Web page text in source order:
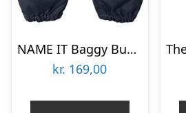
NAME IT Baggy Bukser Ben Dark Sapphire
kr. 169,00